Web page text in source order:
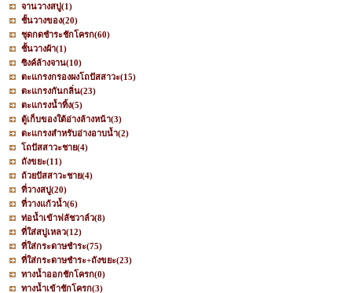
จานวางสบู่(1)
ชั้นวางของ(20)
ชุดกดชำระชักโครก(60)
ชั้นวางผ้า(1)
ซิงค์ล้างจาน(10)
ตะแกรงกรองผงโถปัสสาวะ(15)
ตะแกรงกันกลิ่น(23)
ตะแกรงน้ำทิ้ง(5)
ตู้เก็บของใต้อ่างล้างหน้า(3)
ตะแกรงสำหรับอ่างอาบน้ำ(2)
โถปัสสาวะชาย(4)
ถังขยะ(11)
ถ้วยปัสสาวะชาย(4)
ที่วางสบู่(20)
ที่วางแก้วน้ำ(6)
ท่อน้ำเข้าฟลัชวาล์ว(8)
ที่ใส่สบู่เหลว(12)
ที่ใส่กระดาษชำระ(75)
ที่ใส่กระดาษชำระ+ถังขยะ(23)
ทางน้ำออกชักโครก(0)
ทางน้ำเข้าชักโครก(3)